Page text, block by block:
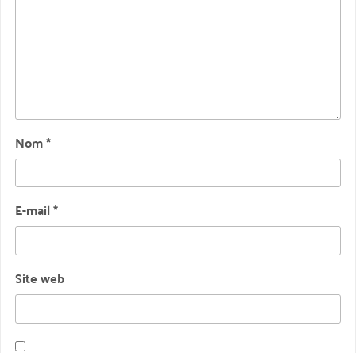
Nom*
E-mail*
Site web